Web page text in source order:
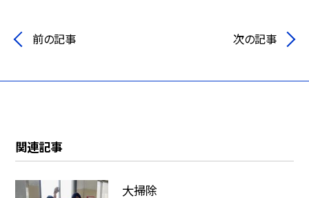
前の記事 次の記事
関連記事
大掃除